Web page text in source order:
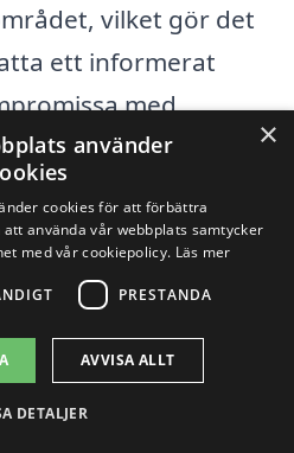
vilket gör det
ett informerat
med
Genom att förstå
priset kan du
och få mer
gratis och utan
×
använder
cookies för att förbättra
använda vår webbplats samtycker
med vår cookiepolicy. Läs mer
PRESTANDA
AVVISA ALLT
DETALJER